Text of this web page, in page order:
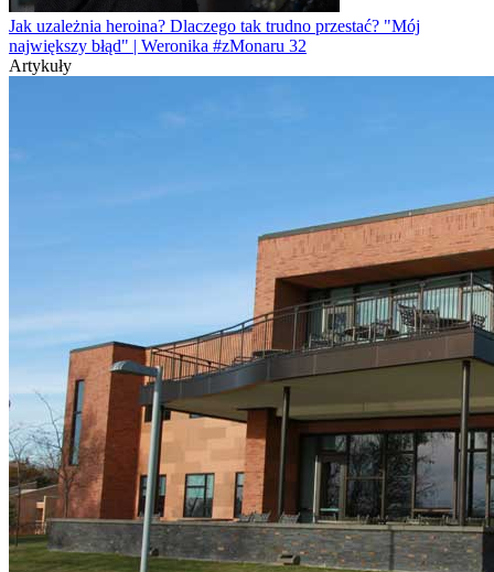
Jak uzależnia heroina? Dlaczego tak trudno przestać? "Mój
największy błąd" | Weronika #zMonaru 32
Artykuły